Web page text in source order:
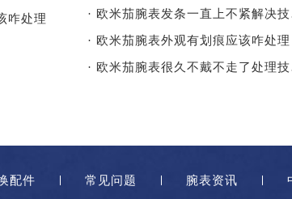
咋处理 ·
· 欧米茄腕表外观有划痕应该咋处理
·
配件 常见问题 腕表资讯